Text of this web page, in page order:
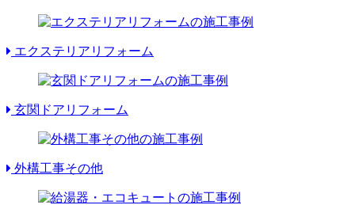
エクステリアリフォーム
玄関ドアリフォーム
外構工事その他